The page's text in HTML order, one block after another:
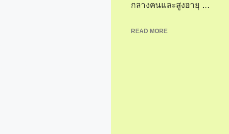
กลางคนและสูงอายุ ...
READ MORE